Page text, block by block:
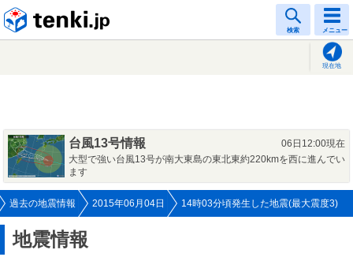
検索 メニュー
現在地
台風13号情報
06日12:00現在
大型で強い台風13号が南大東島の東北東約220kmを西に進んでい
ます
過去の地震情報 2015年06月04日 14時03分頃発生した地震(最大震度3)
地震情報